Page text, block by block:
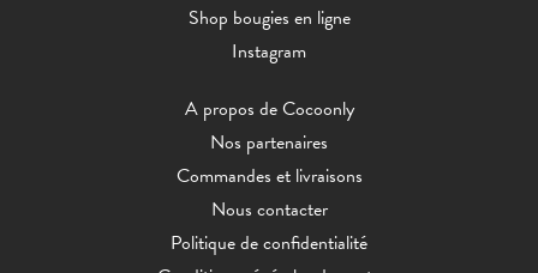
Shop bougies en ligne
Instagram
A propos de Cocoonly
Nos partenaires
Commandes et livraisons
Nous contacter
Politique de confidentialité